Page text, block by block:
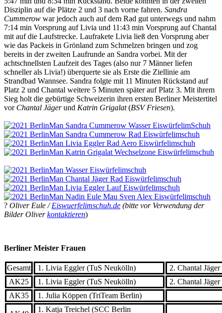
Disziplin auf die Plätze 2 und 3 nach vorne fahren. Sandra
Cummerow war jedoch auch auf dem Rad gut unterwegs und nahm
7:14 min Vorsprung auf Livia und 11:43 min Vorsprung auf Chantal
mit auf die Laufstrecke. Laufrakete Livia ließ den Vorsprung aber
wie das Packeis in Grönland zum Schmelzen bringen und zog
bereits in der zweiten Laufrunde an Sandra vorbei. Mit der
achtschnellsten Laufzeit des Tages (also nur 7 Männer liefen
schneller als Livia!) überquerte sie als Erste die Ziellinie am
Strandbad Wannsee. Sandra folgte mit 11 Minuten Rückstand auf
Platz 2 und Chantal weitere 5 Minuten später auf Platz 3. Mit ihrem
Sieg holt die gebürtige Schweizerin ihren ersten Berliner Meistertitel
vor Chantal Jägerund Katrin Grigalat(BSV Friesen).
? Oliver Eule /Eiswuerfelimschuh.de (bitte vor Verwendung der
Bilder Oliverkontaktieren)
Berliner Meister Frauen
Gesamt 1. Livia Eggler (TuS Neukölln)
2. Chantal
AK25
1. Livia Eggler (TuS Neukölln)
2. Chantal
AK35
1. Julia Köppen (TriTeam Berlin)
1. Katja Treichel (SCC Berlin